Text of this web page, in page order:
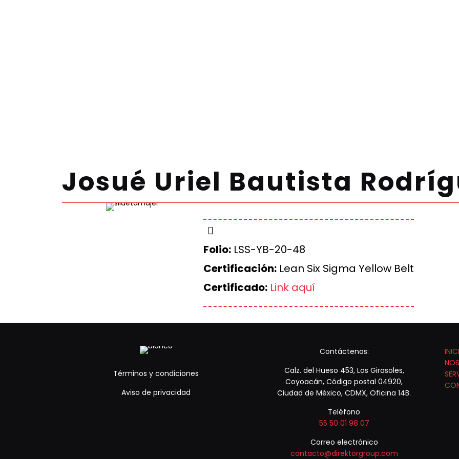
Josué Uriel Bautista
Folio:LSS-YB-20-48
Certificación:Lean Six Sigma Yellow Belt
Certificado: Link aquí
Términos y condiciones
Aviso de privacidad
Contáctenos:
Calz. del Hueso 453, Los Girasoles,
Coyoacán, Código postal 04920,
Ciudad de México, CDMX, Oficina 14B.
Teléfono
55 50 01 98 07
Correo electrónico
contacto@direktorgroup.com